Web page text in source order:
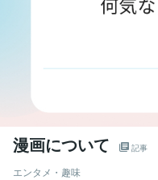
漫画について 記事
エンタメ・趣味